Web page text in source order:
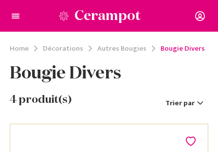
Cerampot
Home Décorations Autres Bougies Bougie Divers
Bougie Divers
4 produit(s) Trier par